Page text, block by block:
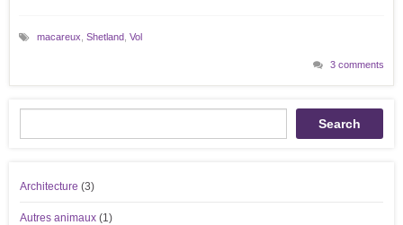
macareux Shetland Vol
3 comments
Search
Architecture (3)
Autres animaux (1)